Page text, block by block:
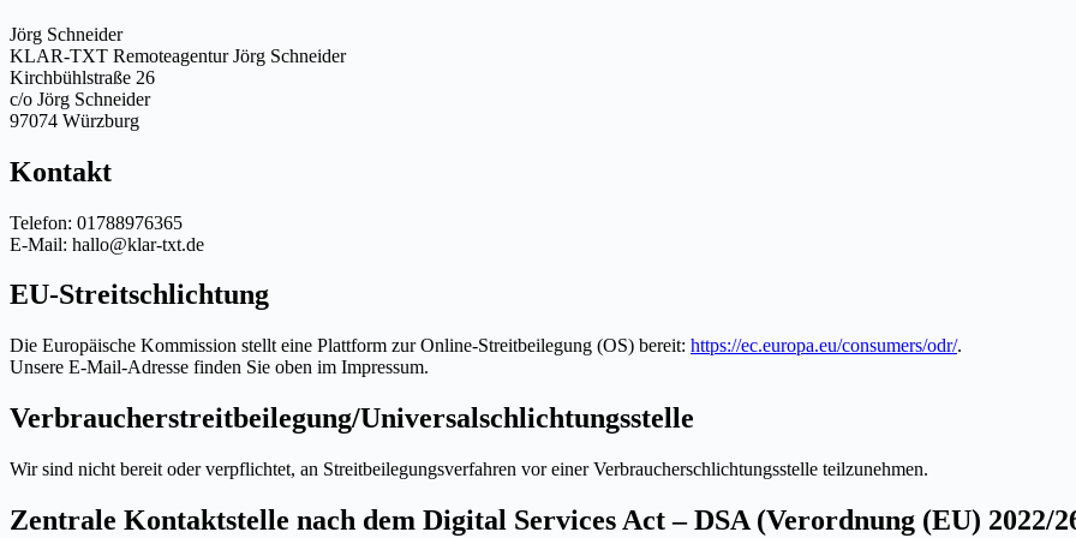
Jörg Schneider
KLAR-TXT Remoteagentur Jörg Schneider
Kirchbühlstraße 26
c/o Jörg Schneider
97074 Würzburg
Kontakt
Telefon: 01788976365
E-Mail: hallo@klar-txt.de
EU-Streitschlichtung
Die Europäische Kommission stellt eine Plattform zur Online-Streitbeilegung (OS) bereit: https://ec.europa.eu/consumers/odr/.
Unsere E-Mail-Adresse finden Sie oben im Impressum.
Verbraucher­streit­beilegung/Universal­schlichtungs­stelle
Wir sind nicht bereit oder verpflichtet, an Streitbeilegungsverfahren vor einer Verbraucherschlichtungsstelle teilzunehmen.
Zentrale Kontaktstelle nach dem Digital Services Act – DSA (Verordnung (EU) 2022/